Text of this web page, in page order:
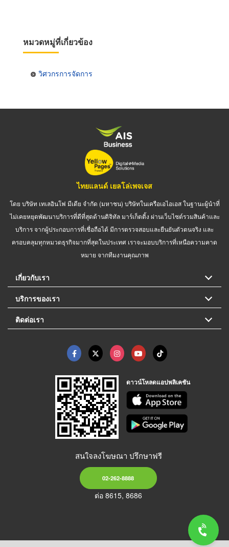
หมวดหมู่ที่เกี่ยวข้อง
วิศวกรการจัดการ
ไทยแลนด์ เยลโล่เพจเจส
โดย บริษัท เทเลอินโฟ มีเดีย จำกัด (มหาชน) บริษัทในเครือเอไอเอส ในฐานะผู้นำที่
ไม่เคยหยุดพัฒนาบริการที่ดีที่สุดด้านดิจิทัล มาร์เก็ตติ้ง ผ่านเว็บไซต์รวมสินค้าและ
บริการ จากผู้ประกอบการที่เชื่อถือได้ มีการตรวจสอบและยืนยันตัวตนจริง และ
ครอบคลุมทุกหมวดธุรกิจมากที่สุดในประเทศ เราจะมอบบริการที่เหนือความคาด
หมาย จากทีมงานคุณภาพ
เกี่ยวกับเรา
บริการของเรา
ติดต่อเรา
ดาวน์โหลดแอปพลิเคชัน
สนใจลงโฆษณา ปรึกษาฟรี
02-262-8888
ต่อ 8615, 8686